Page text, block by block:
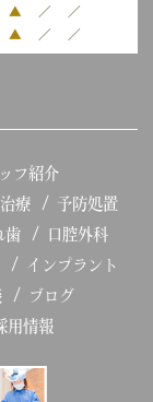
▲ ／ ／
▲ ／ ／
フ紹介
療
予防処置
歯
口腔外科
インプラント
ブログ
用情報